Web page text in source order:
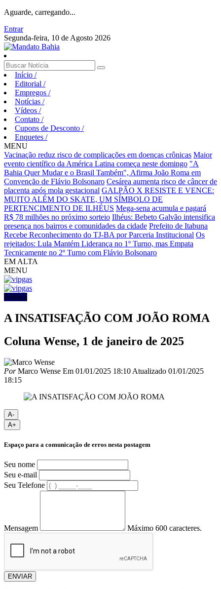
Aguarde, carregando...
Entrar
Segunda-feira, 10 de Agosto 2026
Início /
Editorial /
Empregos /
Notícias /
Vídeos /
Contato /
Cupons de Desconto /
Enquetes /
MENU
Vacinação reduz risco de complicações em doenças crônicas Maior
evento científico da América Latina começa neste domingo "A
Bahia Quer Mudar e o Brasil Também", Afirma João Roma em
Convenção de Flávio Bolsonaro Cesárea aumenta risco de câncer de
placenta após mola gestacional GALPÃO X RESISTE E VENCE:
MUITO ALÉM DO SKATE, UM SÍMBOLO DE
PERTENCIMENTO DE ILHÉUS Mega-sena acumula e pagará
R$ 78 milhões no próximo sorteio Ilhéus: Bebeto Galvão intensifica
presença nos bairros e comunidades da cidade Prefeito de Itabuna
Recebe Reconhecimento do TJ-BA por Parceria Institucional Os
rejeitados: Lula Mantém Liderança no 1º Turno, mas Empata
Tecnicamente no 2º Turno com Flávio Bolsonaro
EM ALTA
MENU
Política
A INSATISFAÇÃO COM JOÃO ROMA
Coluna Wense, 1 de janeiro de 2025
PorMarco Wense Em 01/01/2025 18:10 Atualizado 01/01/2025
18:15
A-
A+
Espaço para a comunicação de erros nesta postagem
Seu nome
Seu e-mail
Seu Telefone
Mensagem Máximo 600 caracteres.
ENVIAR